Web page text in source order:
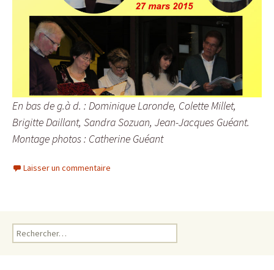
En bas de g.à d. : Dominique Laronde, Colette Millet,
Brigitte Daillant, Sandra Sozuan, Jean-Jacques Guéant.
Montage photos : Catherine Guéant
Laisser un commentaire
Rechercher :